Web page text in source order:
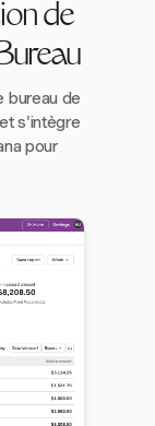
de
bureau de
s'intègre
pour